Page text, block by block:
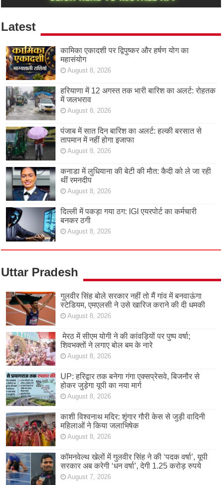
Latest
कामिका एकादशी पर द्विपुष्कर और हर्षण योग का
महासंयोग
August 8, 2026
हरियाणा में 12 अगस्त तक भारी बारिश का अलर्ट: रोहतक
में जलभराव
August 8, 2026
पंजाब में सात दिन बारिश का अलर्ट: हल्की बरसात से
तापमान में नहीं होगा इजाफा
August 8, 2026
कनाडा में लुधियाना की बेटी की माैत: कैदी को ले जा रही
थीं रमनदीप
August 8, 2026
दिल्ली में पकड़ा गया ठग: IGI एयरपोर्ट का कर्मचारी
बनकर ठगी
August 8, 2026
Uttar Pradesh
गुलवीर सिंह बोले सरकार नहीं तो मैं गांव में बनवाऊंगा
स्टेडियम, एमएलसी ने उसे खारिज कराने की दी धमकी
August 8, 2026
मेरठ में सीएम योगी ने की कांवड़ियों पर पुष्प वर्षा;
शिवभक्तों ने लगाए बोल बम के नारे
August 8, 2026
UP: हरिद्वार तक बनेगा गंगा एक्सप्रेसवे, बिजनौर से
होकर जुड़ेगा यूपी का नया मार्ग
August 8, 2026
काशी विश्वनाथ मदिर: शृंगार गौरी केस से जुड़ी वादिनी
महिलाओं ने किया जलाभिषेक
August 8, 2026
कॉमनवेल्थ खेलों में गुलवीर सिंह ने की ‘पदक वर्षा’, यूपी
सरकार अब करेगी ‘धन वर्षा’, देगी 1.25 करोड़ रुपये
August 7, 2026